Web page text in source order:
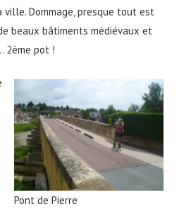
Dommage, presque tout est
beaux bâtiments médiévaux et
2ème pot !
Pont de Pierre